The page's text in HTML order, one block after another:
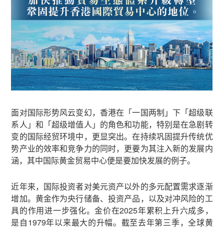
面对国际形势风云变幻，香港在「一国两制」下「超级联
系人」和「超级增值人」的角色和功能，特别是在急剧转
变的国际经贸环境中，更显突出。在持续巩固提升传统优
势产业的效率和竞争力的同时，更要为其注入新的发展内
涵，其中国际黄金贸易中心便是要加快发展的例子。
近年来，国际投资者对美元资产以外的多元配置需求逐渐
增加。黄金作为央行储备、投资产品，以及对冲风险的工
具的作用进一步强化。金价在2025年累积上升六成多，
是自1979年以来最大的升幅。截至去年第三季，全球黄